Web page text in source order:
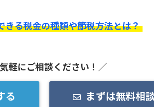
きる税金の種類や節税方法とは？
軽にご相談ください！／
る まずは無料相